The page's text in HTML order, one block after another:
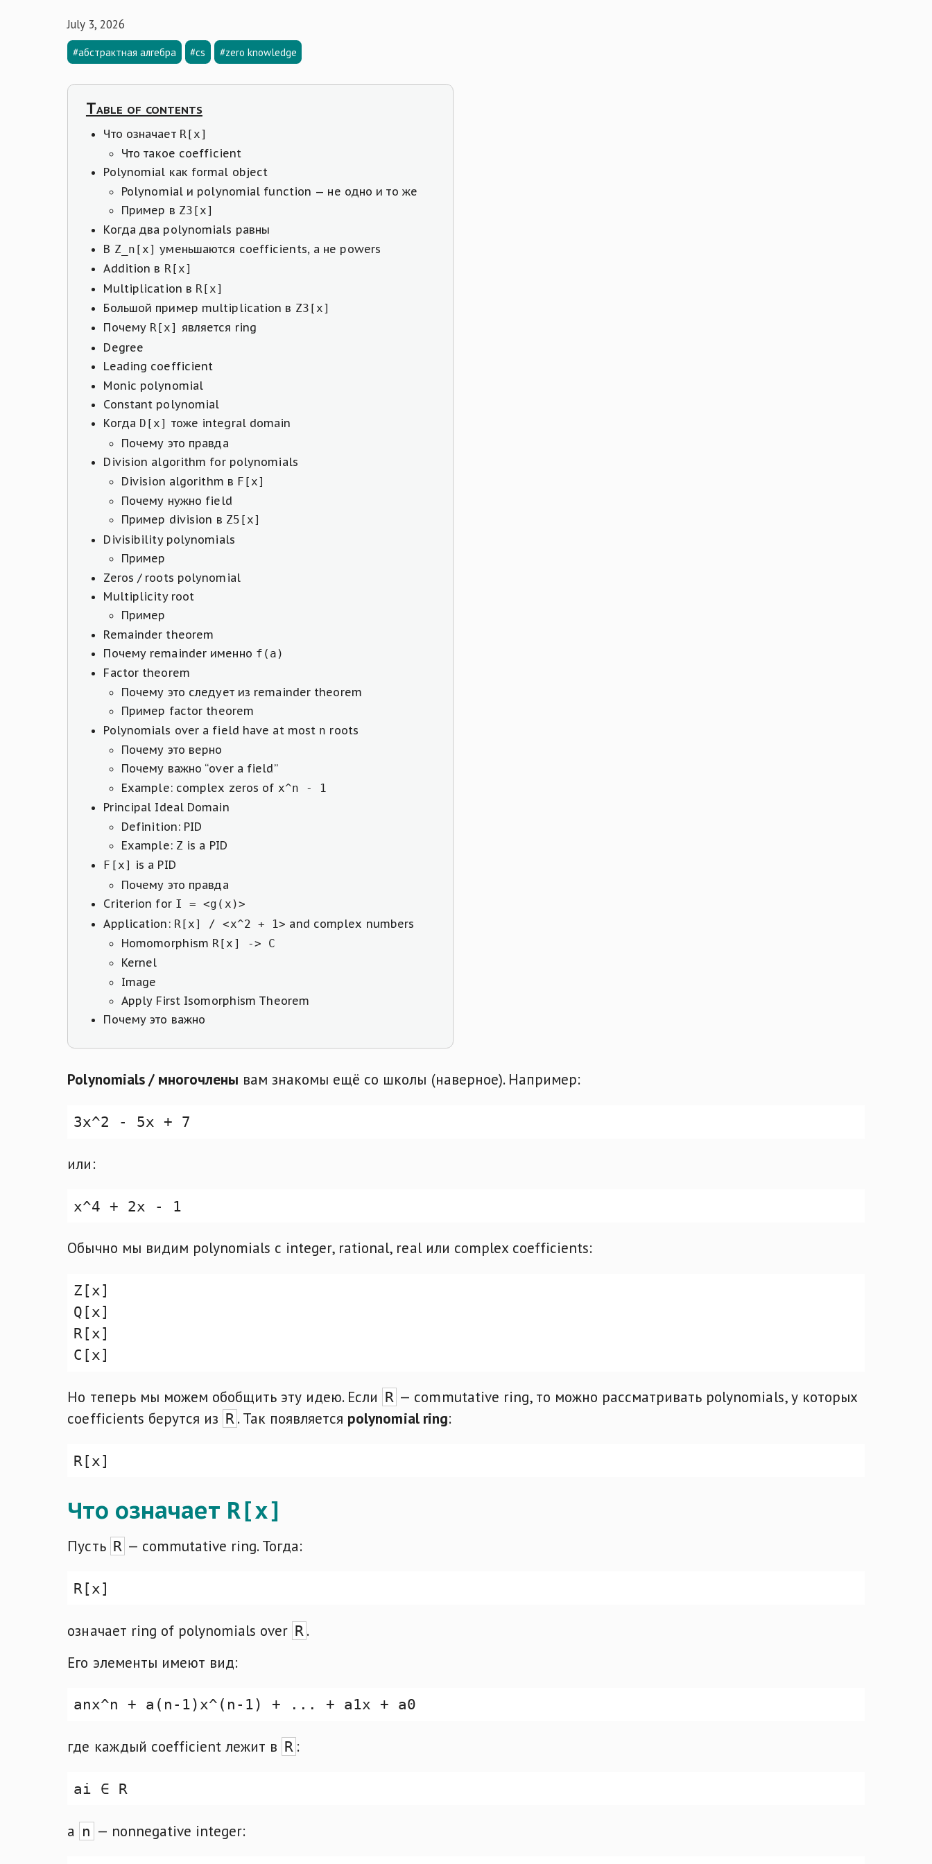
July 3, 2026
#абстрактная алгебра #cs #zero knowledge
Table of contents
Что означает R[x]
Что такое coefficient
Polynomial как formal object
Polynomial и polynomial function — не одно и то же
Пример в Z3[x]
Когда два polynomials равны
В Z_n[x] уменьшаются coefficients, а не powers
Addition в R[x]
Multiplication в R[x]
Большой пример multiplication в Z3[x]
Почему R[x] является ring
Degree
Leading coefficient
Monic polynomial
Constant polynomial
Когда D[x] тоже integral domain
Почему это правда
Division algorithm for polynomials
Division algorithm в F[x]
Почему нужно field
Пример division в Z5[x]
Divisibility polynomials
Пример
Zeros / roots polynomial
Multiplicity root
Пример
Remainder theorem
Почему remainder именно f(a)
Factor theorem
Почему это следует из remainder theorem
Пример factor theorem
Polynomials over a field have at most n roots
Почему это верно
Почему важно “over a field”
Example: complex zeros of x^n - 1
Principal Ideal Domain
Definition: PID
Example: Z is a PID
F[x]
is a PID
Почему это правда
Criterion for I = <g(x)>
Application: R[x] / <x^2 + 1> and complex numbers
Homomorphism R[x] -> C
Kernel
Image
Apply First Isomorphism Theorem
Почему это важно
Polynomials / многочлены вам знакомы ещё со школы (наверное). Например:
или:
Обычно мы видим polynomials с integer, rational, real или complex coefficients:
Но теперь мы можем обобщить эту идею. Если R — commutative ring, то можно рассматривать polynomials, у которых
coefficients берутся из R . Так появляется polynomial ring:
Что означает R[x]
Пусть R — commutative ring. Тогда:
означает ring of polynomials over R .
Его элементы имеют вид:
где каждый coefficient лежит в R :
а n — nonnegative integer: